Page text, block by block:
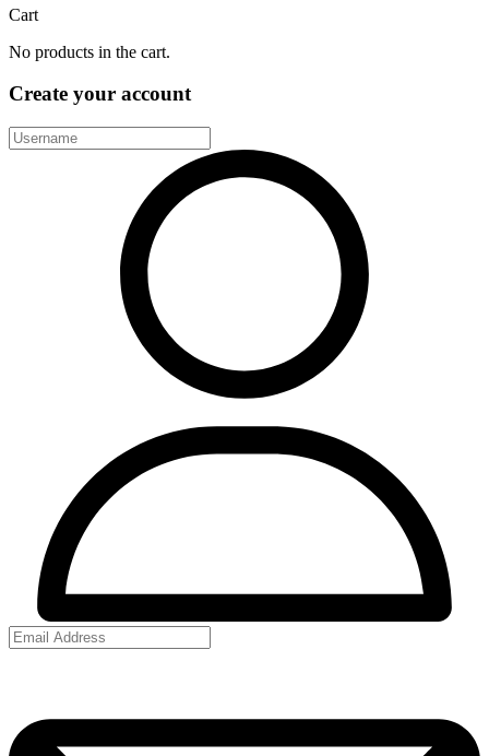
Cart
No products in the cart.
Create your account